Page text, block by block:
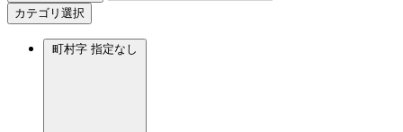
カテゴリ選択
町村字 指定なし